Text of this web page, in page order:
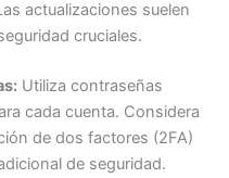
actualizaciones suelen
cruciales.
Utiliza contraseñas
cada cuenta. Considera
de dos factores (2FA)
de seguridad.